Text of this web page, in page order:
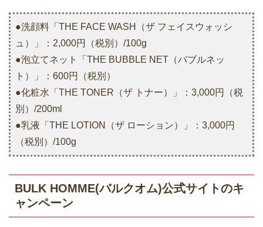
●洗顔料「THE FACE WASH（ザ フェイスウォッシ
ュ）」：2,000円（税別）/100g
●泡立てネット「THE BUBBLE NET（バブルネッ
ト）」：600円（税別）
●化粧水「THE TONER（ザ トナー）」：3,000円（税
別）/200ml
●乳液「THE LOTION（ザ ローション）」：3,000円
（税別）/100g
BULK HOMME(バルクオム)公式サイトのキ
ャンペーン